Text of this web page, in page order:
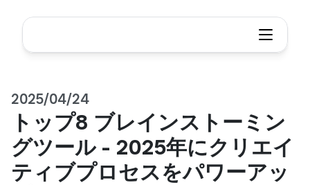
2025/04/24
トップ8 ブレインストーミン
グツール - 2025年にクリエイ
ティブプロセスをパワーアッ